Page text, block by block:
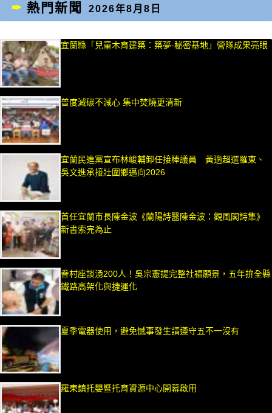
熱門新聞 2026年8月8日
宜蘭縣「兒童木育建築：築夢-秘密基地」營隊成果亮眼
普度減碳不減心 集中焚燒更清新
宜蘭民進黨宣布林峻輔卸任接棒議員 黃適超選羅東、
吳文進承接壯圍鄉邁向2026
首任宜蘭市長陳金波《蘭陽詩醫陳金波：觀風閣詩集》
新書索完為止
眷村座談湧200人！吳宗憲提完整社福願景，五年拚全縣
鐵路高架化與捷運化
夏季電器使用，避免憾事發生請遵守五不一沒有
羅東鎮托嬰暨托育資源中心開幕啟用